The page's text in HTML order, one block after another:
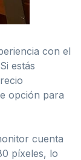
con el
estás
opción para
cuenta
píxeles, lo